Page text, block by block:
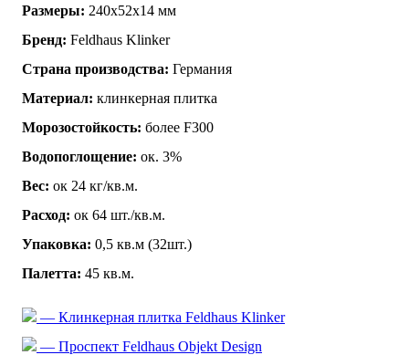
Размеры: 240x52x14 мм
Бренд: Feldhaus Klinker
Страна производства: Германия
Материал: клинкерная плитка
Морозостойкость: более F300
Водопоглощение: ок. 3%
Вес: ок 24 кг/кв.м.
Расход: ок 64 шт./кв.м.
Упаковка: 0,5 кв.м (32шт.)
Палетта: 45 кв.м.
— Клинкерная плитка Feldhaus Klinker
— Проспект Feldhaus Objekt Design